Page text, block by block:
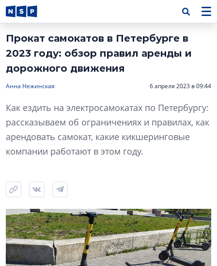
Прокат самокатов в Петербурге в
2023 году: обзор правил аренды и
дорожного движения
Анна Нежинская 6 апреля 2023 в 09:44
Как ездить на электросамокатах по Петербургу:
рассказываем об ограничениях и правилах, как
арендовать самокат, какие кикшеринговые
компании работают в этом году.